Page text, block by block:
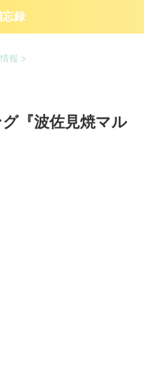
忘録
報 >
『波佐見焼マル